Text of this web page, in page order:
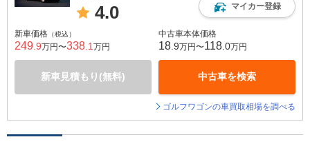
4.0 マイカー登録
新車価格 （税込）
249 .9万円〜338 .1 万円
新車見積もり(無料)
中古車本体価格
18 .9万円〜118 .0万円
中古車を検索
ゴルフワゴンの車買取相場を調べる